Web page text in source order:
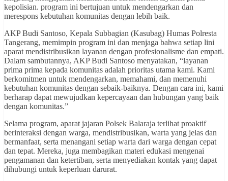
kepolisian. program ini bertujuan untuk mendengarkan dan
merespons kebutuhan komunitas dengan lebih baik.
AKP Budi Santoso, Kepala Subbagian (Kasubag) Humas Polresta
Tangerang, memimpin program ini dan menjaga bahwa setiap lini
aparat mendistribusikan layanan dengan profesionalisme dan empati.
Dalam sambutannya, AKP Budi Santoso menyatakan, “layanan
prima prima kepada komunitas adalah prioritas utama kami. Kami
berkomitmen untuk mendengarkan, memahami, dan memenuhi
kebutuhan komunitas dengan sebaik-baiknya. Dengan cara ini, kami
berharap dapat mewujudkan kepercayaan dan hubungan yang baik
dengan komunitas.”
Selama program, aparat jajaran Polsek Balaraja terlihat proaktif
berinteraksi dengan warga, mendistribusikan, warta yang jelas dan
bermanfaat, serta menangani setiap warta dari warga dengan cepat
dan tepat. Mereka, juga membagikan materi edukasi mengenai
pengamanan dan ketertiban, serta menyediakan kontak yang dapat
dihubungi untuk keperluan darurat.